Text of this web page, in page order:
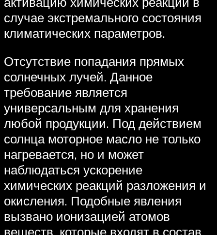
случае экстремального состояния
климатических параметров.
Отсутствие попадания прямых
солнечных лучей. Данное
требование является
универсальным для хранения
любой продукции. Под действием
солнца моторное масло не только
нагревается, но и может
наблюдаться ускорение
химических реакций разложения и
окисления. Подобные явления
вызвано ионизацией атомов
веществ, которые входят в состав